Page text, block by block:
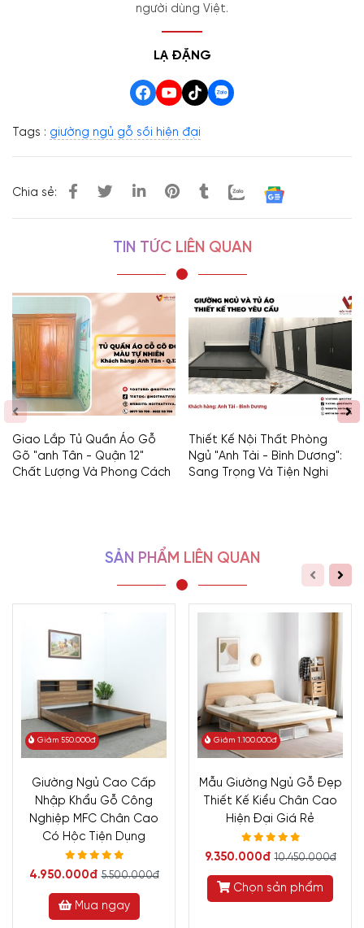
người dùng Việt.
LẠ ĐẶNG
Tags : giường ngủ gỗ sồi hiện đại
Chia sẻ:
TIN TỨC LIÊN QUAN
Giao Lắp Tủ Quần Áo Gỗ
Gõ "anh Tân - Quận 12"
Chất Lượng Và Phong Cách
Thiết Kế Nội Thất Phòng
Ngủ "Anh Tài - Bình Dương":
Sang Trọng Và Tiện Nghi
SẢN PHẨM LIÊN QUAN
Giảm 550.000đ
Giường Ngủ Cao Cấp
Nhập Khẩu Gỗ Công
Nghiệp MFC Chân Cao
Có Hộc Tiện Dụng
4.950.000đ 5.500.000đ
Mua ngay
Giảm 1.100.000đ
Mẫu Giường Ngủ Gỗ Đẹp
Thiết Kế Kiểu Chân Cao
Hiện Đại Giá Rẻ
9.350.000đ 10.450.000đ
Chọn sản phẩm